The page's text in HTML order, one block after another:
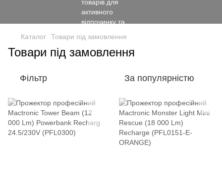
Каталог Товари під замовлення
Товари під замовлення
Фільтр За популярністю